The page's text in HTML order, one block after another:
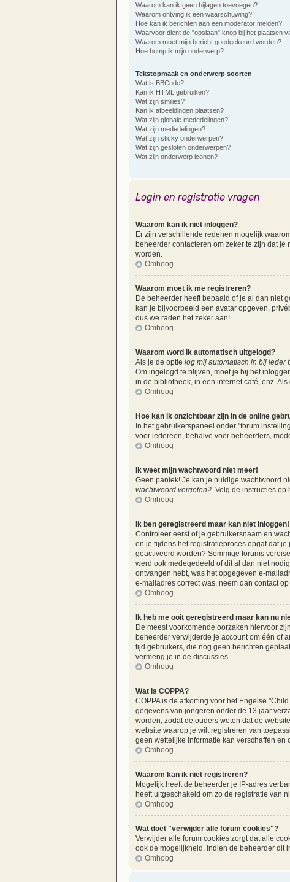
Waarom kan ik geen bijlagen toevoegen?
Waarom ontving ik een waarschuwing?
Hoe kan ik berichten aan een moderator melden?
Waarvoor dient de "opslaan" knop bij het plaatsen
Waarom moet mijn bericht goedgekeurd worden?
Hoe bump ik mijn onderwerp?
Tekstopmaak en onderwerp soorten
Wat is BBCode?
Kan ik HTML gebruiken?
Wat zijn smilies?
Kan ik afbeeldingen plaatsen?
Wat zijn globale mededelingen?
Wat zijn mededelingen?
Wat zijn sticky onderwerpen?
Wat zijn gesloten onderwerpen?
Wat zijn onderwerp iconen?
Login en registratie vragen
Waarom kan ik niet inloggen?
Er zijn verschillende redenen mogelijk
beheerder contacteren om zeker te zijn dat
worden.
Omhoog
Waarom moet ik me registreren?
De beheerder heeft bepaald of je al dan niet
kan je bijvoorbeeld een avatar opgeven,
dus we raden het zeker aan!
Omhoog
Waarom word ik automatisch uitgelogd?
Als je de optie log mij automatisch in bij ieder
Om ingelogd te blijven, moet je bij het
in de bibliotheek, in een internet café, enz.
Omhoog
Hoe kan ik onzichtbaar zijn in de online
In het gebruikerspaneel onder "forum
voor iedereen, behalve voor beheerders,
Omhoog
Ik weet mijn wachtwoord niet meer!
Geen paniek! Je kan je huidige wachtwoord
wachtwoord vergeten?. Volg de instructies op
Omhoog
Ik ben geregistreerd maar kan niet inloggen!
Controleer eerst of je gebruikersnaam en
en je tijdens het registratieproces opgaf dat
geactiveerd worden? Sommige forums
werd ook medegedeeld of dit al dan niet
ontvangen hebt, was het opgegeven e-
e-mailadres correct was, neem dan contact
Omhoog
Ik heb me ooit geregistreerd maar kan nu
De meest voorkomende oorzaken hiervoor
beheerder verwijderde je account om één of
tijd gebruikers, die nog geen berichten
vermeng je in de discussies.
Omhoog
Wat is COPPA?
COPPA is de afkorting voor het Engelse
gegevens van jongeren onder de 13 jaar
worden, zodat de ouders weten dat de
website waarop je wilt registreren van
geen wettelijke informatie kan verschaffen en
Omhoog
Waarom kan ik niet registreren?
Mogelijk heeft de beheerder je IP-adres
heeft uitgeschakeld om zo de registratie van
Omhoog
Wat doet "verwijder alle forum cookies"?
Verwijder alle forum cookies zorgt dat alle
ook de mogelijkheid, indien de beheerder dit
Omhoog